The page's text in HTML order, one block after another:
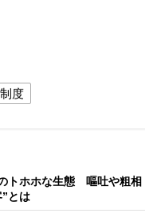
度
トホホな生態 嘔吐や粗相
とは